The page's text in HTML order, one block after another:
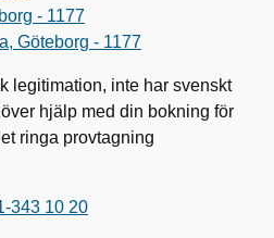
- 1177
Göteborg - 1177
legitimation, inte har svenskt
hjälp med din bokning för
ringa provtagning
343 10 20